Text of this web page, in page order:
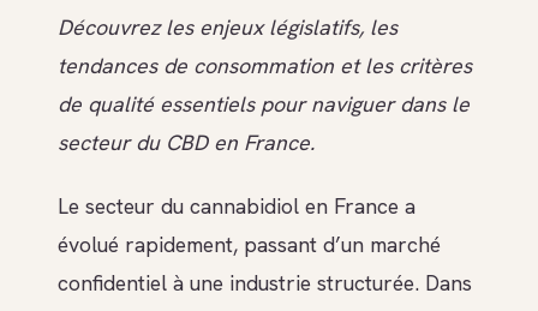
Découvrez les enjeux législatifs, les
tendances de consommation et les critères
de qualité essentiels pour naviguer dans le
secteur du CBD en France.
Le secteur du cannabidiol en France a
évolué rapidement, passant d’un marché
confidentiel à une industrie structurée. Dans